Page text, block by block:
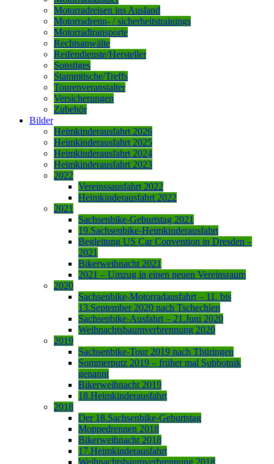
Motorradreisen ins Ausland
Motorradrenn- / sicherheitstrainings
Motorradtransporte
Rechtsanwälte
Reifendienste/Hersteller
Sonstiges
Stammtische/Treffs
Tourenveranstalter
Versicherungen
Zubehör
Bilder
Heimkinderausfahrt 2026
Heimkinderausfahrt 2025
Heimkinderausfahrt 2024
Heimkinderausfahrt 2023
2022
Vereinssausfahrt 2022
Heimkinderausfahrt 2022
2021
Sachsenbike-Geburtstag 2021
19.Sachsenbike-Heimkinderausfahrt
Begleitung US Car Convention in Dresden –
2021
Bikerweihnacht 2021
2021 – Umzug in einen neuen Vereinsraum
2020
Sachsenbike-Motorradausfahrt – 11. bis
13.September 2020 nach Tschechien
Sachsenbike-Ausfahrt – 21.Juni 2020
Weihnachtsbaumverbrennung 2020
2019
Sachsenbike-Tour 2019 nach Thüringen
Sommerputz 2019 – früher mal Subbotnik
genannt
Bikerweihnacht 2019
18.Heimkinderausfahrt
2018
Der 18.Sachsenbike-Geburtstag
Moppedrennen 2018
Bikerweihnacht 2018
17.Heimkinderausfahrt
Weihnachtsbaumverbrennung 2018